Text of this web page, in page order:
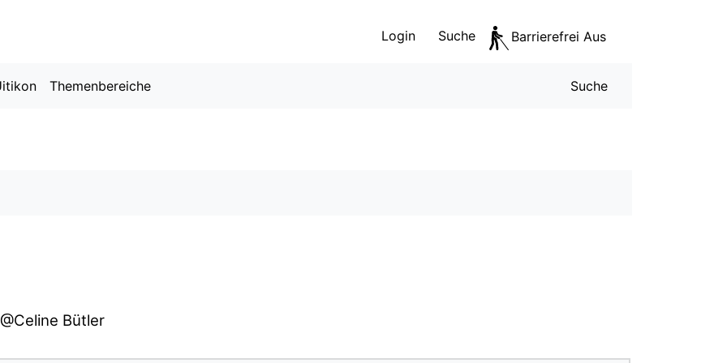
Login Suche Barrierefrei Aus
Themenbereiche Suche
Bütler